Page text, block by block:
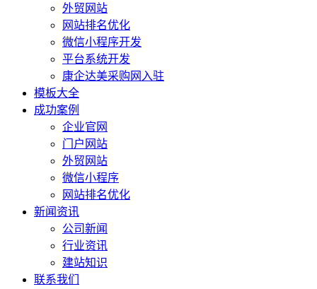
外贸网站
网站排名优化
微信小程序开发
平台系统开发
康企达美采购网入驻
模板大全
成功案例
企业官网
门户网站
外贸网站
微信小程序
网站排名优化
新闻资讯
公司新闻
行业资讯
建站知识
联系我们